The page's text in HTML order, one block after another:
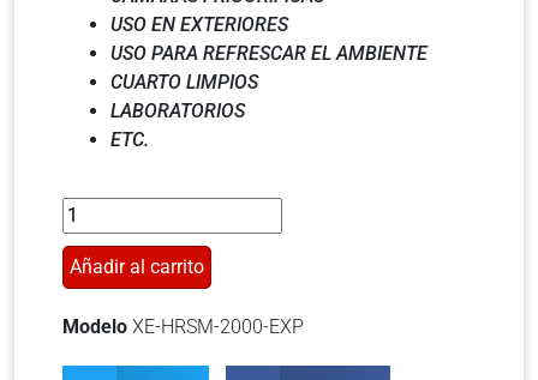
USO EN EXTERIORES
USO PARA REFRESCAR EL AMBIENTE
CUARTO LIMPIOS
LABORATORIOS
ETC.
Añadir al carrito
Modelo XE-HRSM-2000-EXP